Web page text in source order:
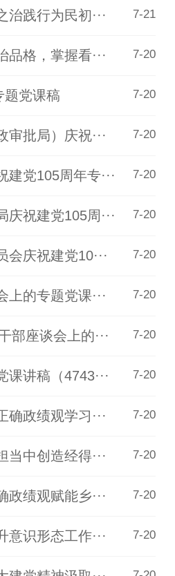
践行为民初··· 7-21
格，掌握看··· 7-20
题党课稿 7-20
批局）庆祝··· 7-20
党105周年专··· 7-20
祝建党105周··· 7-20
庆祝建党10··· 7-20
的专题党课··· 7-20
部座谈会上的··· 7-20
讲稿（4743··· 7-20
政绩观学习··· 7-20
中创造经得··· 7-20
绩观赋能乡··· 7-20
识形态工作··· 7-20